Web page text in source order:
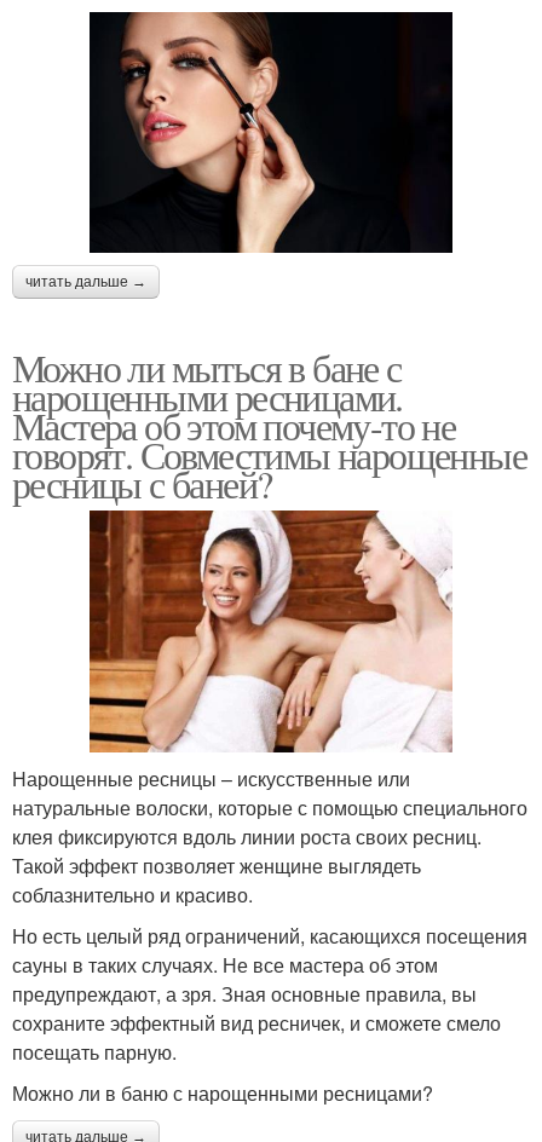
читать дальше →
Можно ли мыться в бане с
нарощенными ресницами.
Мастера об этом почему-то не
говорят. Совместимы нарощенные
ресницы с баней?
Нарощенные ресницы – искусственные или
натуральные волоски, которые с помощью специального
клея фиксируются вдоль линии роста своих ресниц.
Такой эффект позволяет женщине выглядеть
соблазнительно и красиво.
Но есть целый ряд ограничений, касающихся посещения
сауны в таких случаях. Не все мастера об этом
предупреждают, а зря. Зная основные правила, вы
сохраните эффектный вид ресничек, и сможете смело
посещать парную.
Можно ли в баню с нарощенными ресницами?
читать дальше →